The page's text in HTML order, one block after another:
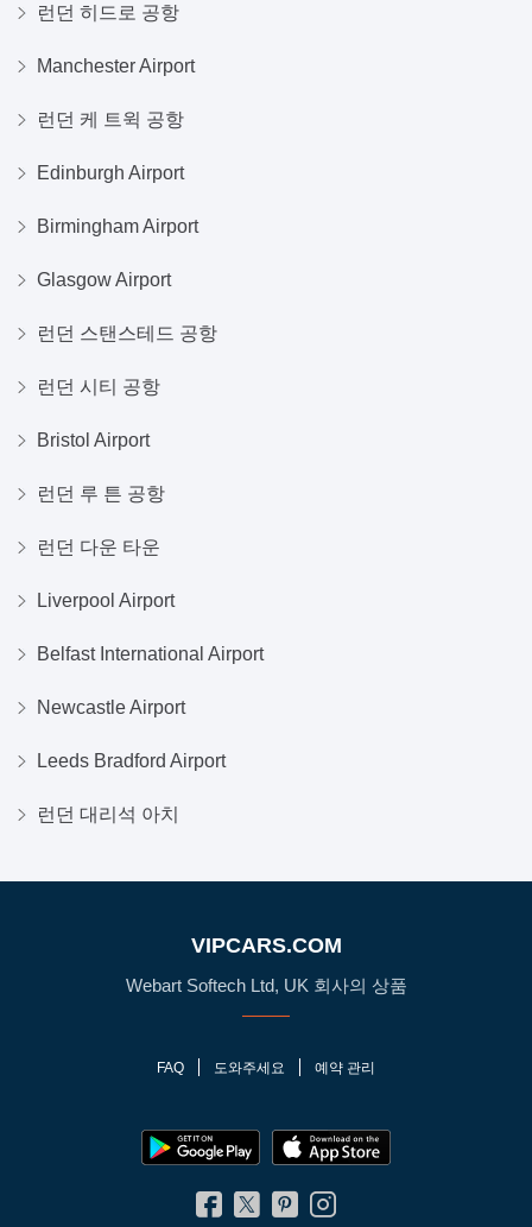
런던 히드로 공항
Manchester Airport
런던 케 트윅 공항
Edinburgh Airport
Birmingham Airport
Glasgow Airport
런던 스탠스테드 공항
런던 시티 공항
Bristol Airport
런던 루 튼 공항
런던 다운 타운
Liverpool Airport
Belfast International Airport
Newcastle Airport
Leeds Bradford Airport
런던 대리석 아치
VIPCARS.COM
Webart Softech Ltd, UK 회사의 상품
FAQ 도와주세요 예약 관리